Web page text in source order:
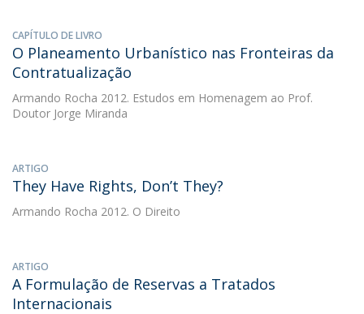
CAPÍTULO DE LIVRO
O Planeamento Urbanístico nas Fronteiras da
Contratualização
Armando Rocha 2012. Estudos em Homenagem ao Prof.
Doutor Jorge Miranda
ARTIGO
They Have Rights, Don’t They?
Armando Rocha 2012. O Direito
ARTIGO
A Formulação de Reservas a Tratados
Internacionais